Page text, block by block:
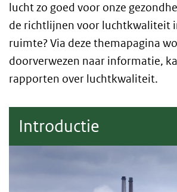
lucht zo goed voor onze
de richtlijnen voor luchtkwaliteit
ruimte? Via deze themapagina
doorverwezen naar informatie,
rapporten over luchtkwaliteit.
Introductie